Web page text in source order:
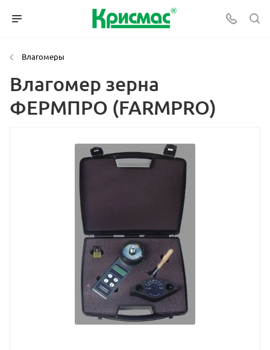
Влагомеры
Влагомер зерна
ФЕРМПРО (FARMPRO)